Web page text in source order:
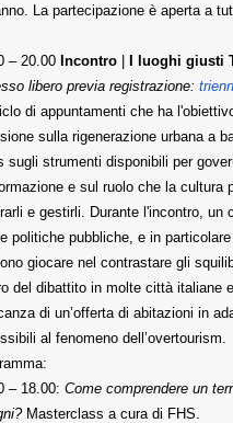
La partecipazione è aperta a
– 20.00 Incontro | I luoghi giusti
libero previa registrazione:
di appuntamenti che ha
sulla rigenerazione urbana a
sugli strumenti disponibili per
e sul ruolo che la cultura
e gestirli. Durante l'incontro, un
politiche pubbliche, e in
giocare nel contrastare gli
del dibattito in molte città italiane
di un’offerta di abitazioni in
al fenomeno dell’overtourism.
– 18.00: Come comprendere un
Masterclass a cura di FHS.